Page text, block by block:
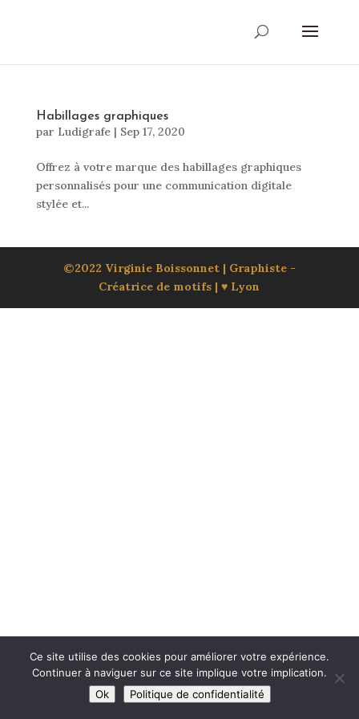
Habillages graphiques
par Ludigrafe| Sep 17, 2020
Offrez à votre marque des habillages graphiques
personnalisés pour une communication digitale
stylée et...
©2022 Virginie Boissonnet | Graphiste -
Créatrice de motifs | ♥ Lyon
Ce site utilise des cookies pour améliorer votre expérience.
Continuer à naviguer sur ce site implique votre implication.
Ok
Politique de confidentialité